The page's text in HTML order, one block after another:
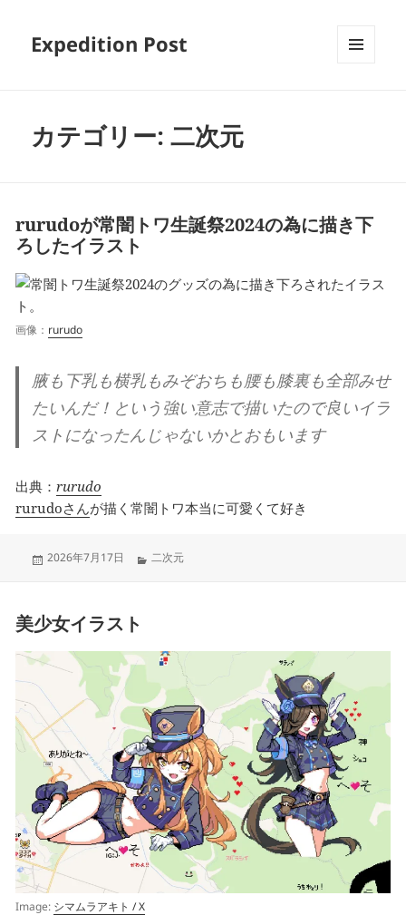
Expedition Post
カテゴリー:二次元
rurudoが常闇トワ生誕祭2024の為に描き下
ろしたイラスト
画像： rurudo
腋も下乳も横乳もみぞおちも腰も膝裏も全部みせ
たいんだ！という強い意志で描いたので良いイラ
ストになったんじゃないかとおもいます
出典： rurudo
rurudoさんが描く常闇トワ本当に可愛くて好き
Posted
2026年7月17日 Categories
二次元
美少女イラスト
Image: シマムラアキト / X